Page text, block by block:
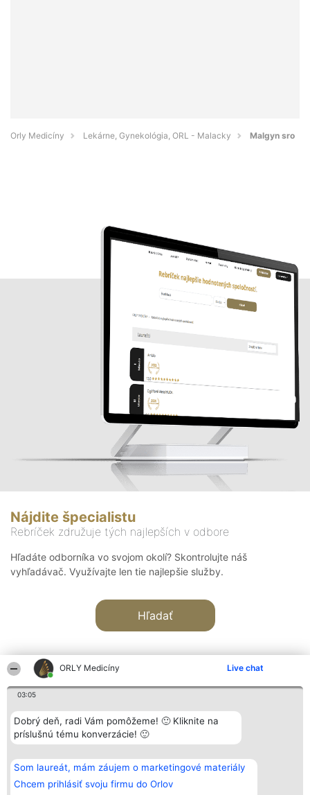
ORLY Medicíny Live chat
03:05
Dobrý deň, radi Vám pomôžeme! 🙂 Kliknite na
príslušnú tému konverzácie! 🙂
Som laureát, mám záujem o marketingové materiály
Chcem prihlásiť svoju firmu do Orlov
Orly Medicíny Lekárne, Gynekológia, ORL - Malacky Malgyn sro
Nájdite špecialistu
Rebríček združuje tých najlepších v odbore
Hľadáte odborníka vo svojom okolí? Skontrolujte náš
vyhľadávač. Využívajte len tie najlepšie služby.
Hľadať
Organizátor hodnotenia
Bright Side Solutions sp. z o.
o. sp. k.
Wrocław 50-079
KRS 0000749100 | Regon
381313360 | NIP 8943132676
+48 508 492 400
Hodnotenie
Laureáti
Lista
Laureatów
Podmienky
Obchodné
podmienky
Kontakt
Kontakt